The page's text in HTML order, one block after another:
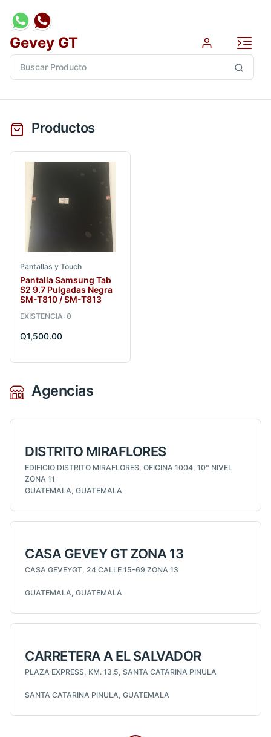
Gevey GT
Productos
Pantallas y Touch
Pantalla Samsung Tab
S2 9.7 Pulgadas Negra
SM-T810 / SM-T813
EXISTENCIA: 0
Q1,500.00
Agencias
DISTRITO MIRAFLORES
EDIFICIO DISTRITO MIRAFLORES, OFICINA 1004, 10° NIVEL
ZONA 11
GUATEMALA, GUATEMALA
CASA GEVEY GT ZONA 13
CASA GEVEYGT, 24 CALLE 15-69 ZONA 13
GUATEMALA, GUATEMALA
CARRETERA A EL SALVADOR
PLAZA EXPRESS, KM. 13.5, SANTA CATARINA PINULA
SANTA CATARINA PINULA, GUATEMALA